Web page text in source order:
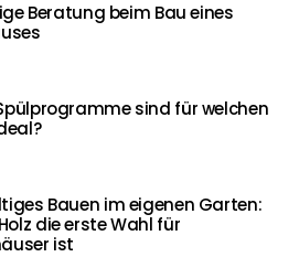
Beratung beim Bau eines
sind für welchen
Bauen im eigenen Garten:
die erste Wahl für
ist